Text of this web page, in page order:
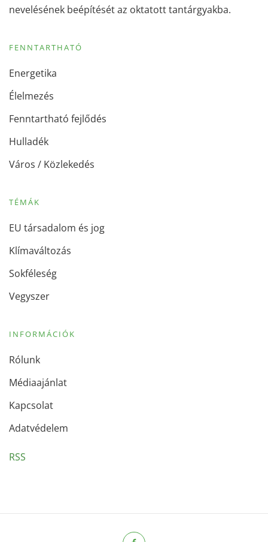
nevelésének beépítését az oktatott tantárgyakba.
FENNTARTHATÓ
Energetika
Élelmezés
Fenntartható fejlődés
Hulladék
Város / Közlekedés
TÉMÁK
EU társadalom és jog
Klímaváltozás
Sokféleség
Vegyszer
INFORMÁCIÓK
Rólunk
Médiaajánlat
Kapcsolat
Adatvédelem
RSS